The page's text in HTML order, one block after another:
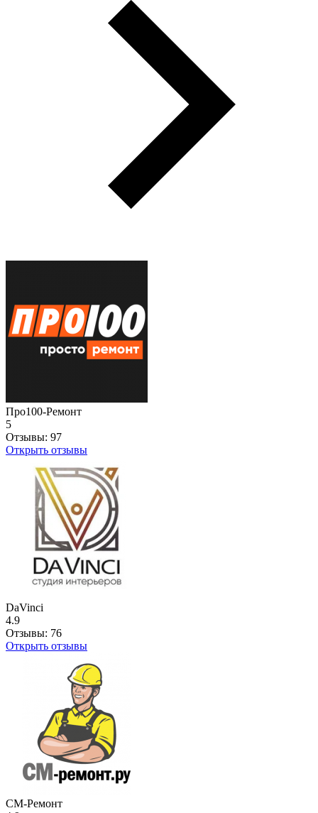
Про100-Ремонт
5
Отзывы: 97
Открыть отзывы
DaVinci
4.9
Отзывы: 76
Открыть отзывы
СМ-Ремонт